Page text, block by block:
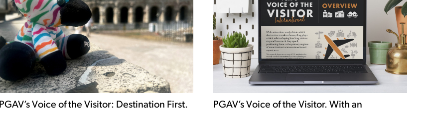
PGAV’s Voice of the Visitor: Destination First.
PGAV’s Voice of the Visitor. With an